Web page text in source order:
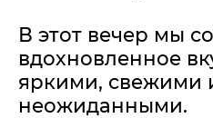
В этот вечер мы
вдохновленное
яркими, свежими
неожиданными.